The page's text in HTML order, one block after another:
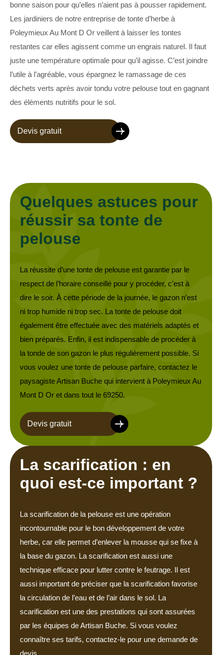
bonne saison pour qu’elles n’aient pas à pousser rapidement.
Les jardiniers de notre entreprise de tonte d’herbe à
Poleymieux Au Mont D Or veillent à laisser les tontes
restantes car elles agissent comme un engrais naturel. Il faut
juste une température optimale pour qu’il agisse. C’est joindre
l’utile à l’agréable, vous épargnez le ramassage de ces
déchets verts après avoir tondu votre pelouse tout en gagnant
des éléments nutritifs pour le sol.
Devis gratuit
Quelques astuces pour
réussir sa tonte de
pelouse
La réussite d’une tonte de pelouse est garantie par le
respect de l’horaire conseillé pour y procéder, c’est à
dire le soir. À cette période de la journée, le gazon n’est
ni trop humide ni trop sec. La tonte de pelouse doit
également être effectuée avec des matériels adaptés et
bien préparés. Enfin, il est indispensable de procéder à
la tonde de son gazon le plus régulièrement possible. Si
vous voulez une tonte de pelouse parfaire, contactez le
paysagiste Artisan Buche qui intervient à Poleymieux Au
Mont D Or et dans tout le 69250.
Devis gratuit
La scarification : en
quoi est-ce important ?
La scarification de la pelouse est une opération
incontournable pour le bon développement de votre
herbe, car elle permet d’enlever la mousse qui se fixe à
la base du gazon. La scarification est aussi une
technique efficace pour lutter contre le feutrage. Il est
aussi important de préciser que la scarification favorise
la circulation de l’eau et de l’air dans le sol. La
scarification est une des prestations qui sont assurées
par les équipes de Artisan Buche. Si vous voulez
connaître ses tarifs, contactez-le pour une demande de